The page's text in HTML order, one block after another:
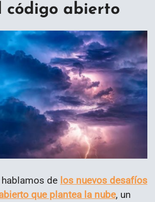
código abierto
de los nuevos desafíos
que plantea la nube, un